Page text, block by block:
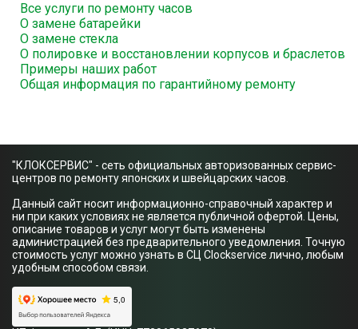
Все услуги по ремонту часов
О замене батарейки
О замене стекла
О полировке и восстановлении корпусов и браслетов
Примеры наших работ
Общая информация по гарантийному ремонту
"КЛОКСЕРВИС" - сеть официальных авторизованных сервис-
центров по ремонту японских и швейцарских часов.
Данный сайт носит информационно-справочный характер и
ни при каких условиях не является публичной офертой. Цены,
описание товаров и услуг могут быть изменены
администрацией без предварительного уведомления. Точную
стоимость услуг можно узнать в СЦ Clockservice лично, любым
удобным способом связи.